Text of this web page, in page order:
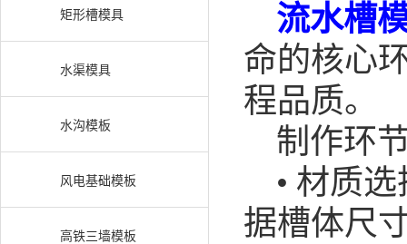
矩形槽模具
水渠模具
水沟模板
风电基础模板
高铁三墙模板
流水槽
命的核心
程品质。
制作环
• 材质选
据槽体尺